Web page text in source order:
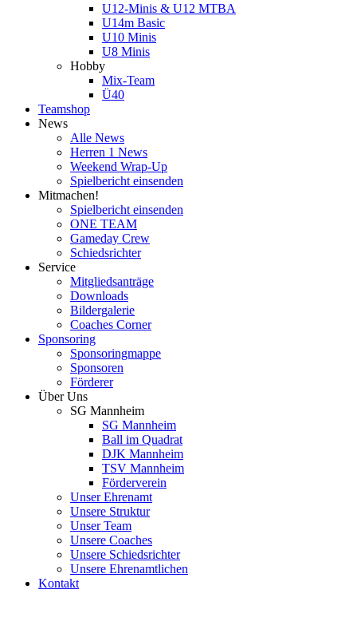
U12-Minis & U12 MTBA
U14m Basic
U10 Minis
U8 Minis
Hobby
Mix-Team
Ü40
Teamshop
News
Alle News
Herren 1 News
Weekend Wrap-Up
Spielbericht einsenden
Mitmachen!
Spielbericht einsenden
ONE TEAM
Gameday Crew
Schiedsrichter
Service
Mitgliedsanträge
Downloads
Bildergalerie
Coaches Corner
Sponsoring
Sponsoringmappe
Sponsoren
Förderer
Über Uns
SG Mannheim
SG Mannheim
Ball im Quadrat
DJK Mannheim
TSV Mannheim
Förderverein
Unser Ehrenamt
Unsere Struktur
Unser Team
Unsere Coaches
Unsere Schiedsrichter
Unsere Ehrenamtlichen
Kontakt